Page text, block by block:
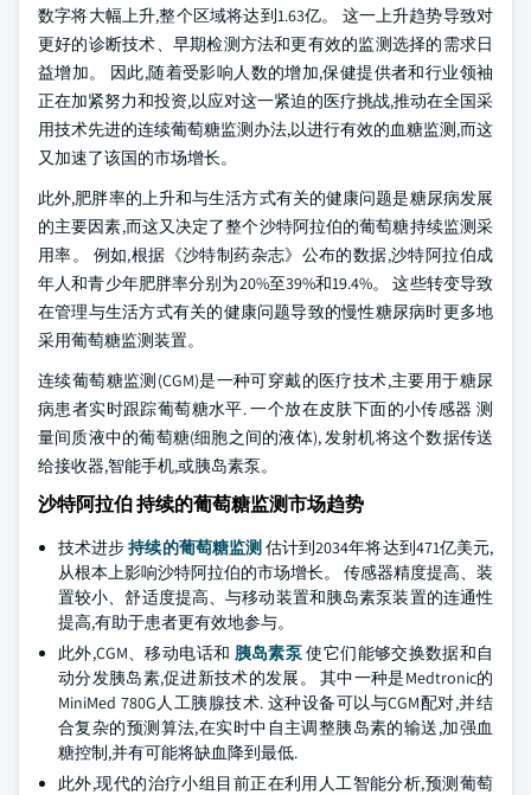
数字将大幅上升,整个区域将达到1.63亿。 这一上升趋势导致对
更好的诊断技术、早期检测方法和更有效的监测选择的需求日
益增加。 因此,随着受影响人数的增加,保健提供者和行业领袖
正在加紧努力和投资,以应对这一紧迫的医疗挑战,推动在全国采
用技术先进的连续葡萄糖监测办法,以进行有效的血糖监测,而这
又加速了该国的市场增长。
此外,肥胖率的上升和与生活方式有关的健康问题是糖尿病发展
的主要因素,而这又决定了整个沙特阿拉伯的葡萄糖持续监测采
用率。 例如,根据《沙特制药杂志》公布的数据,沙特阿拉伯成
年人和青少年肥胖率分别为20%至39%和19.4%。 这些转变导致
在管理与生活方式有关的健康问题导致的慢性糖尿病时更多地
采用葡萄糖监测装置。
连续葡萄糖监测(CGM)是一种可穿戴的医疗技术,主要用于糖尿
病患者实时跟踪葡萄糖水平. 一个放在皮肤下面的小传感器 测
量间质液中的葡萄糖(细胞之间的液体), 发射机将这个数据传送
给接收器,智能手机,或胰岛素泵。
沙特阿拉伯 持续的葡萄糖监测市场趋势
技术进步持续的葡萄糖监测 估计到2034年将达到471亿美元,
从根本上影响沙特阿拉伯的市场增长。 传感器精度提高、装
置较小、舒适度提高、与移动装置和胰岛素泵装置的连通性
提高,有助于患者更有效地参与。
此外,CGM、移动电话和 胰岛素泵使它们能够交换数据和自
动分发胰岛素,促进新技术的发展。 其中一种是Medtronic的
MiniMed 780G人工胰腺技术. 这种设备可以与CGM配对,并结
合复杂的预测算法,在实时中自主调整胰岛素的输送,加强血
糖控制,并有可能将缺血降到最低.
此外,现代的治疗小组目前正在利用人工智能分析,预测葡萄